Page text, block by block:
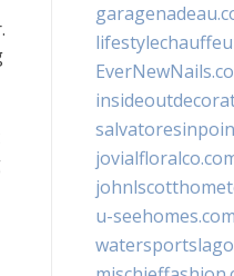
u-seehomes.com